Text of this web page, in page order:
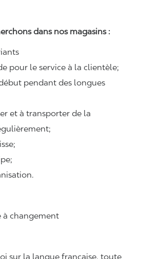
dans nos magasins :
pour le service à la clientèle;
pendant des longues
et à transporter de la
à changement
sur la langue française, toute